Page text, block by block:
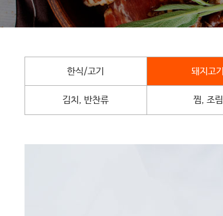
한식/고기 돼지고기
김치, 반찬류 찜, 조림